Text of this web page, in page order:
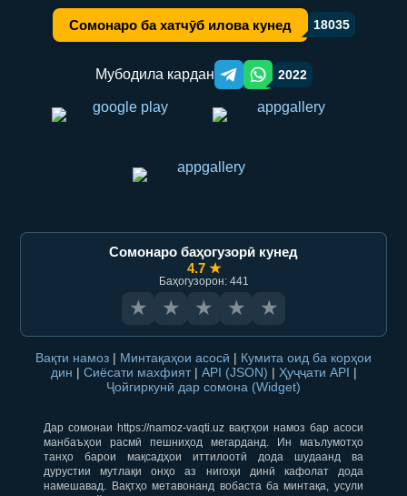
Сомонаро ба хатчӯб илова кунед 18035
Мубодила кардан Telegram orqali ulashish
WhatsApp orqali ulashish
2022
Сомонаро баҳогузорӣ кунед
4.7 ★
Баҳогузорон: 441
★ ★ ★ ★ ★
Вақти намоз | Минтақаҳои асосӣ | Кумита оид ба корҳои
дин | Сиёсати махфият | API (JSON) | Ҳуҷҷати API |
Ҷойгиркунӣ дар сомона (Widget)
Дар сомонаи https://namoz-vaqti.uz вақтҳои намоз бар асоси
манбаъҳои расмӣ пешниҳод мегарданд. Ин маълумотҳо
танҳо барои мақсадҳои иттилоотӣ дода шудаанд ва
дурустии мутлақи онҳо аз нигоҳи динӣ кафолат дода
намешавад. Вақтҳо метавонанд вобаста ба минтақа, усули